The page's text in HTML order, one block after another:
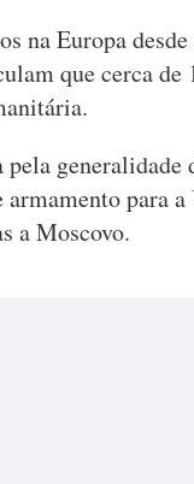
na Europa
que cerca de
para
a Moscovo.